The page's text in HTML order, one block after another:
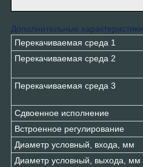
Дополнительные
Перекачиваемая среда 1
Перекачиваемая среда 2
Перекачиваемая среда 3
Cдвоенное исполнение
Встроенное регулирование
Диаметр условный, входа, мм
Диаметр условный, выхода, мм